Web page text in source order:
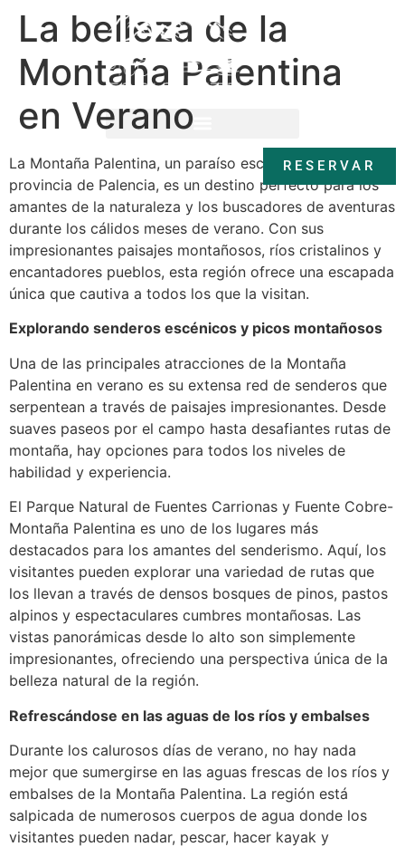
RESERVAR
RESERVAR
La belleza de la
Montaña Palentina
en Verano
La Montaña Palentina, un paraíso escondido en la
provincia de Palencia, es un destino perfecto para los
amantes de la naturaleza y los buscadores de aventuras
durante los cálidos meses de verano. Con sus
impresionantes paisajes montañosos, ríos cristalinos y
encantadores pueblos, esta región ofrece una escapada
única que cautiva a todos los que la visitan.
Explorando senderos escénicos y picos montañosos
Una de las principales atracciones de la Montaña
Palentina en verano es su extensa red de senderos que
serpentean a través de paisajes impresionantes. Desde
suaves paseos por el campo hasta desafiantes rutas de
montaña, hay opciones para todos los niveles de
habilidad y experiencia.
El Parque Natural de Fuentes Carrionas y Fuente Cobre-
Montaña Palentina es uno de los lugares más
destacados para los amantes del senderismo. Aquí, los
visitantes pueden explorar una variedad de rutas que
los llevan a través de densos bosques de pinos, pastos
alpinos y espectaculares cumbres montañosas. Las
vistas panorámicas desde lo alto son simplemente
impresionantes, ofreciendo una perspectiva única de la
belleza natural de la región.
Refrescándose en las aguas de los ríos y embalses
Durante los calurosos días de verano, no hay nada
mejor que sumergirse en las aguas frescas de los ríos y
embalses de la Montaña Palentina. La región está
salpicada de numerosos cuerpos de agua donde los
visitantes pueden nadar, pescar, hacer kayak y